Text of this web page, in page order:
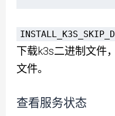
下载k3s二进制文件
文件。
查看服务状态